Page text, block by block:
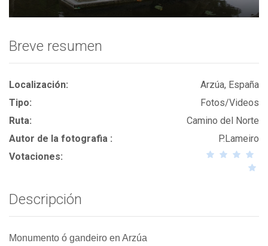
Breve resumen
Localización:
Arzúa, España
Tipo:
Fotos/Videos
Ruta:
Camino del Norte
Autor de la fotografia :
P.Lameiro
Votaciones:
Descripción
Monumento ó gandeiro en Arzúa